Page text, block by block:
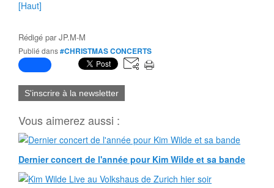
[Haut]
Rédigé parJP.M-M
Publié dans#CHRISTMAS CONCERTS
S'inscrire à la newsletter
Vous aimerez aussi :
Dernier concert de l'année pour Kim Wilde et sa bande